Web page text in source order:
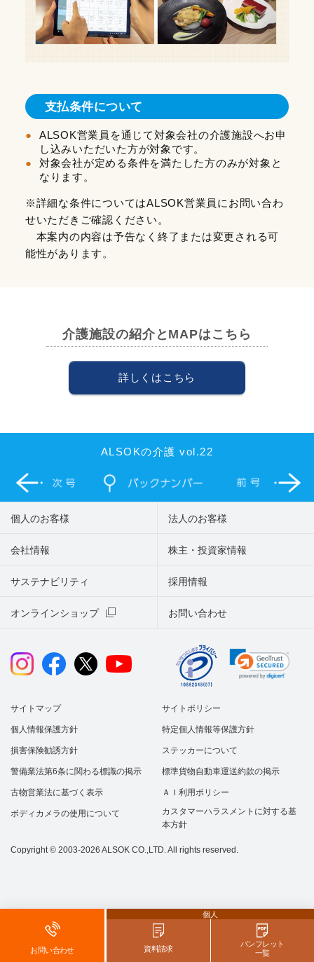
支払条件について
ALSOK営業員を通じて対象会社の介護施設へお申
し込みいただいた方が対象です。
対象会社が定める条件を満たした方のみが対象と
なります。
※詳細な条件についてはALSOK営業員にお問い合わ
せいただきご確認ください。
本案内の内容は予告なく終了または変更される可
能性があります。
介護施設の紹介とMAPはこちら
詳しくはこちら
ALSOKの介護 vol.22
お問い合わせ
個人
資料請求
パンフレット
一覧
個人のお客様 法人のお客様
会社情報 株主・投資家情報
サステナビリティ
オンラインショップ お問い合わせ
採用情報
サイトマップ サイトポリシー
個人情報保護方針 特定個人情報等保護方針
損害保険勧誘方針 ステッカーについて
警備業法第6条に関わる標識の掲示 標準貨物自動車運送約款の掲示
古物営業法に基づく表示 ＡＩ利用ポリシー
ボディカメラの使用について
カスタマーハラスメントに対する基
本方針
Copyright © 2003-2026 ALSOK CO.,LTD. All rights reserved.